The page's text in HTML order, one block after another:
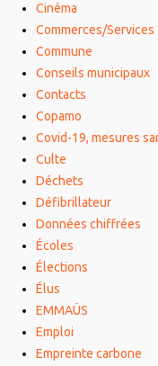
Cinéma
Commerces/Services
Commune
Conseils municipaux
Contacts
Copamo
Covid-19, mesures
Culte
Déchets
Défibrillateur
Données chiffrées
Écoles
Élections
Élus
EMMAÜS
Emploi
Empreinte carbone